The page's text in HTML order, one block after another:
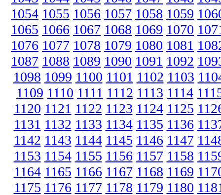
1054 1055 1056 1057 1058 1059
1065 1066 1067 1068 1069 1070
1076 1077 1078 1079 1080 1081
1087 1088 1089 1090 1091 1092
1098 1099 1100 1101 1102 1103
1109 1110 1111 1112 1113 1114
1120 1121 1122 1123 1124 1125
1131 1132 1133 1134 1135 1136
1142 1143 1144 1145 1146 1147
1153 1154 1155 1156 1157 1158
1164 1165 1166 1167 1168 1169
1175 1176 1177 1178 1179 1180